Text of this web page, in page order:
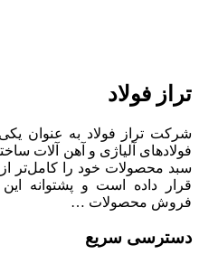
تراز فولاد
شرکت تراز فولاد به عنوان یکی
سبد محصولات خود را کامل‌تر
قرار داده است و پشتوانه
فروش محصولات …
دسترسی سریع